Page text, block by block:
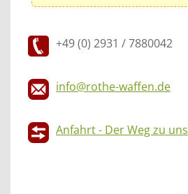
+49 (0) 2931 / 7880042
info@rothe-waffen.de
Anfahrt - Der Weg zu uns